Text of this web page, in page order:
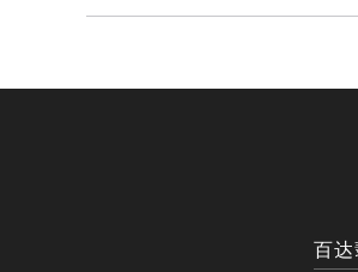
百达